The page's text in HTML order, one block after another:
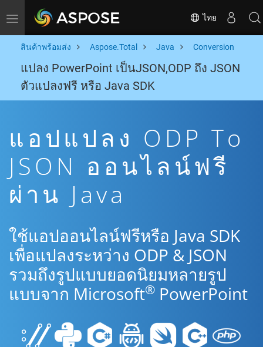
Toggle navigation ไทย
สินค้าพร้อมส่ง Aspose.Total Java Conversion
แปลง PowerPoint เป็นJSON,ODP ถึง JSON
ตัวแปลงฟรี หรือ Java SDK
แอปแปลง ODP To
JSON ออนไลน์ฟรี
ผ่าน Java
ใช้แอปออนไลน์ฟรีหรือ Java SDK
เพื่อแปลงระหว่าง ODP & JSON
รวมถึงรูปแบบยอดนิยมหลายรูป
แบบจาก Microsoft® PowerPoint